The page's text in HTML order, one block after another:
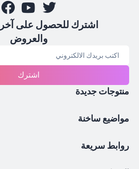
اشترك للحصول على آخر
والعروض
اشترك
منتوجات جديدة
مواضيع ساخنة
روابط سريعة